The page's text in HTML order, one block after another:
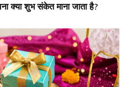
क्या शुभ संकेत माना जाता है?